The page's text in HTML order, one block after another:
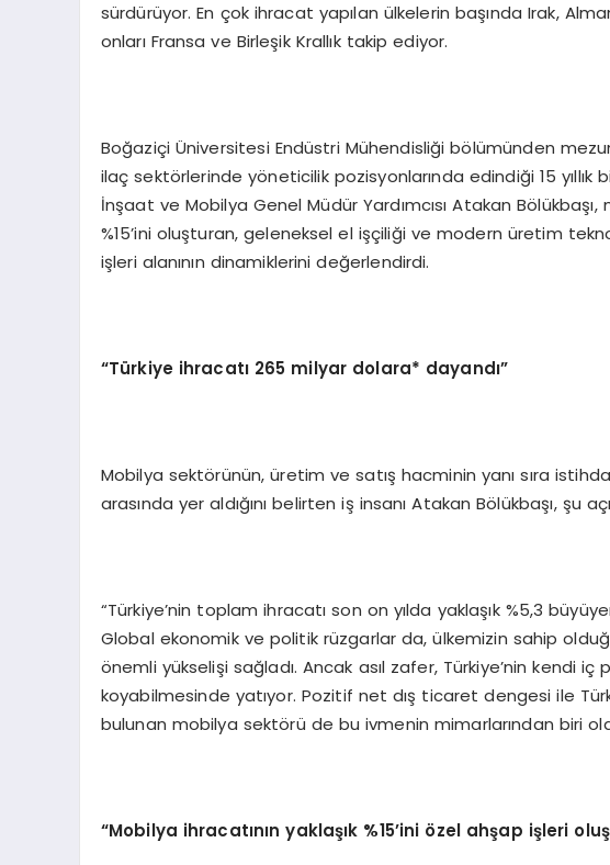
sürdürüyor. En çok ihracat yapılan ülkelerin başında Irak,
onları Fransa ve Birleşik Krallık takip ediyor.
Boğaziçi Üniversitesi Endüstri Mühendisliği bölümünden
ilaç sektörlerinde yöneticilik pozisyonlarında edindiği 15
İnşaat ve Mobilya Genel Müdür Yardımcısı Atakan
%15’ini oluşturan, geleneksel el işçiliği ve modern üretim
işleri alanının dinamiklerini değerlendirdi.
“Türkiye ihracatı 265 milyar dolara* dayandı”
Mobilya sektörünün, üretim ve satış hacminin yanı sıra
arasında yer aldığını belirten iş insanı Atakan Bölükbaşı, şu
“Türkiye’nin toplam ihracatı son on yılda yaklaşık %5,3
Global ekonomik ve politik rüzgarlar da, ülkemizin sahip
önemli yükselişi sağladı. Ancak asıl zafer, Türkiye’nin kendi
koyabilmesinde yatıyor. Pozitif net dış ticaret dengesi ile
bulunan mobilya sektörü de bu ivmenin mimarlarından biri
“Mobilya ihracatının yaklaşık %15’ini özel ahşap işleri